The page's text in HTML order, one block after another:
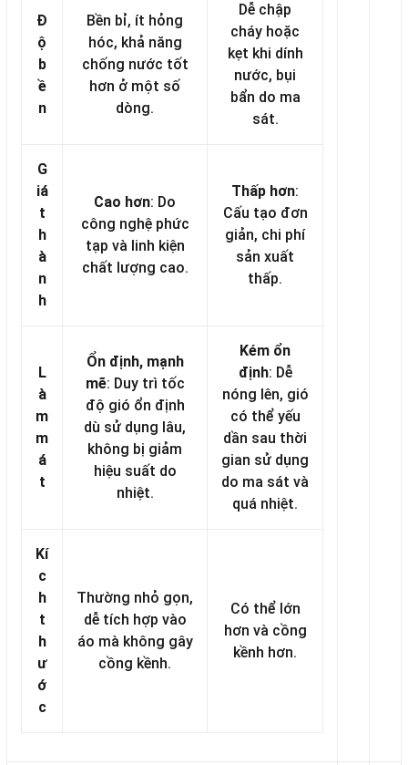
Đ
ộ
b
ề
n
Bền bỉ, ít hỏng
hóc, khả năng
chống nước tốt
hơn ở một số
dòng.
Dễ chập
cháy hoặc
kẹt khi dính
nước, bụi
bẩn do ma
sát.
G
iá
t
h
à
n
h
Cao hơn: Do
công nghệ phức
tạp và linh kiện
chất lượng cao.
Thấp hơn:
Cấu tạo đơn
giản, chi phí
sản xuất
thấp.
L
à
m
m
á
t
Ổn định, mạnh
mẽ: Duy trì tốc
độ gió ổn định
dù sử dụng lâu,
không bị giảm
hiệu suất do
nhiệt.
Kém ổn
định: Dễ
nóng lên, gió
có thể yếu
dần sau thời
gian sử dụng
do ma sát và
quá nhiệt.
Kí
c
h
t
h
ư
ớ
c
Thường nhỏ gọn,
dễ tích hợp vào
áo mà không gây
cồng kềnh.
Có thể lớn
hơn và cồng
kềnh hơn.